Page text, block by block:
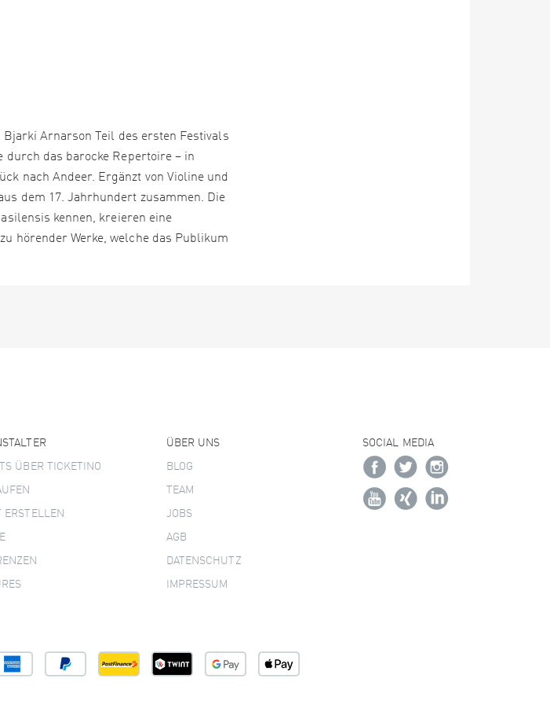
Arnarson Teil des ersten Festivals
durch das barocke Repertoire – in
nach Andeer. Ergänzt von Violine und
dem 17. Jahrhundert zusammen. Die
kennen, kreieren eine
hörender Werke, welche das Publikum
ÜBER TICKETINO
ERSTELLEN
ÜBER UNS
BLOG
TEAM
JOBS
AGB
DATENSCHUTZ
IMPRESSUM
SOCIAL MEDIA